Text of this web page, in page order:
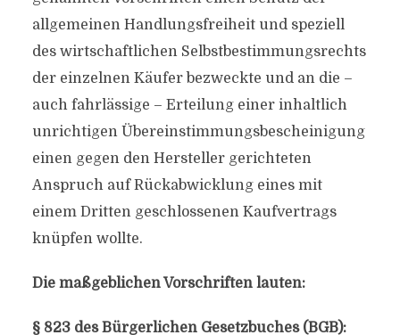
allgemeinen Handlungsfreiheit und speziell
des wirtschaftlichen Selbstbestimmungsrechts
der einzelnen Käufer bezweckte und an die –
auch fahrlässige – Erteilung einer inhaltlich
unrichtigen Übereinstimmungsbescheinigung
einen gegen den Hersteller gerichteten
Anspruch auf Rückabwicklung eines mit
einem Dritten geschlossenen Kaufvertrags
knüpfen wollte.
Die maßgeblichen Vorschriften lauten:
§ 823 des Bürgerlichen Gesetzbuches (BGB):